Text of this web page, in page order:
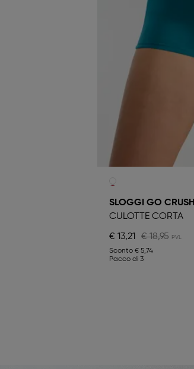
SLOGGI GO CRUSH
CULOTTE CORTA
€ 13,21 € 18,95
Sconto € 5,74
Pacco di 3